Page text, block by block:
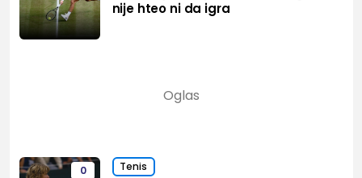
nije hteo ni da igra
0 Tenis